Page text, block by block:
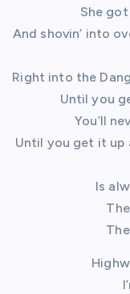
She
And shovin’ into
Right into the
Until you
You’ll
Until you get it up
Is